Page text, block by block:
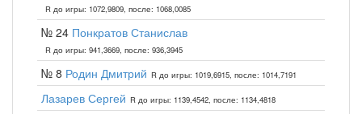
R до игры: 1072,9809, после: 1068,0085
№ 24 Понкратов Станислав
R до игры: 941,3669, после: 936,3945
№ 8 Родин Дмитрий R до игры: 1019,6915, после: 1014,7191
Лазарев Сергей R до игры: 1139,4542, после: 1134,4818